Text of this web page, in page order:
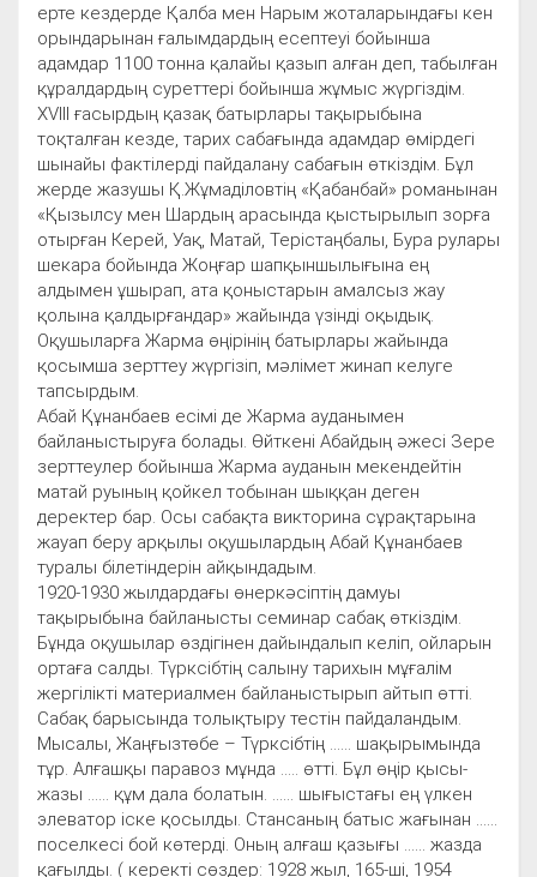
ерте кездерде Қалба мен Нарым жоталарындағы кен
орындарынан ғалымдардың есептеуі бойынша
адамдар 1100 тонна қалайы қазып алған деп, табылған
құралдардың суреттері бойынша жұмыс жүргіздім.
XVIII ғасырдың қазақ батырлары тақырыбына
тоқталған кезде, тарих сабағында адамдар өмірдегі
шынайы фактілерді пайдалану сабағын өткіздім. Бұл
жерде жазушы Қ.Жұмаділовтің «Қабанбай» романынан
«Қызылсу мен Шардың арасында қыстырылып зорға
отырған Керей, Уақ, Матай, Терістаңбалы, Бура рулары
шекара бойында Жоңғар шапқыншылығына ең
алдымен ұшырап, ата қоныстарын амалсыз жау
қолына қалдырғандар» жайында үзінді оқыдық.
Оқушыларға Жарма өңірінің батырлары жайында
қосымша зерттеу жүргізіп, мәлімет жинап келуге
тапсырдым.
Абай Құнанбаев есімі де Жарма ауданымен
байланыстыруға болады. Өйткені Абайдың әжесі Зере
зерттеулер бойынша Жарма ауданын мекендейтін
матай руының қойкел тобынан шыққан деген
деректер бар. Осы сабақта викторина сұрақтарына
жауап беру арқылы оқушылардың Абай Құнанбаев
туралы білетіндерін айқындадым.
1920-1930 жылдардағы өнеркәсіптің дамуы
тақырыбына байланысты семинар сабақ өткіздім.
Бұнда оқушылар өздігінен дайындалып келіп, ойларын
ортаға салды. Түрксібтің салыну тарихын мұғалім
жергілікті материалмен байланыстырып айтып өтті.
Сабақ барысында толықтыру тестін пайдаландым.
Мысалы, Жаңғызтөбе – Түрксібтің ...... шақырымында
тұр. Алғашқы паравоз мұнда ..... өтті. Бұл өңір қысы-
жазы ...... құм дала болатын. ...... шығыстағы ең үлкен
элеватор іске қосылды. Стансаның батыс жағынан ......
поселкесі бой көтерді. Оның алғаш қазығы ...... жазда
қағылды. ( керекті сөздер: 1928 жыл, 165-ші, 1954